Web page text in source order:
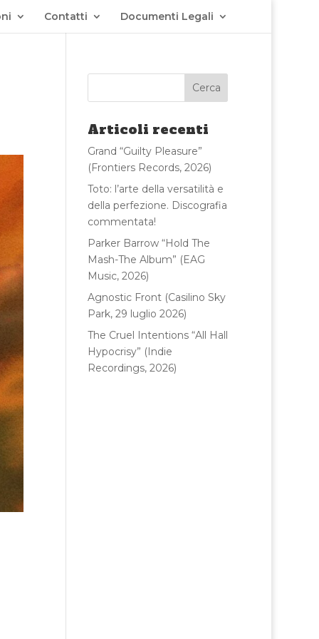
Contatti Documenti Legali
Articoli recenti
Grand “Guilty Pleasure”
(Frontiers Records, 2026)
Toto: l’arte della versatilità e
della perfezione. Discografia
commentata!
Parker Barrow “Hold The
Mash-The Album” (EAG
Music, 2026)
Agnostic Front (Casilino Sky
Park, 29 luglio 2026)
The Cruel Intentions “All Hall
Hypocrisy” (Indie
Recordings, 2026)